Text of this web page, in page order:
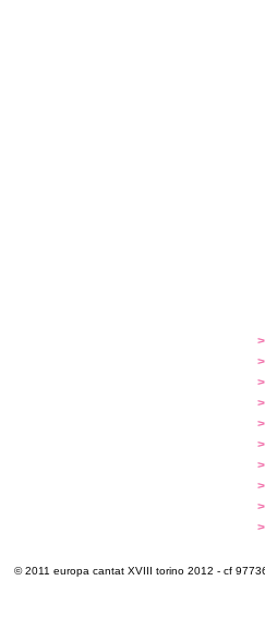
>
>
>
>
>
>
>
>
>
>
© 2011 europa cantat XVIII torino 2012 - cf